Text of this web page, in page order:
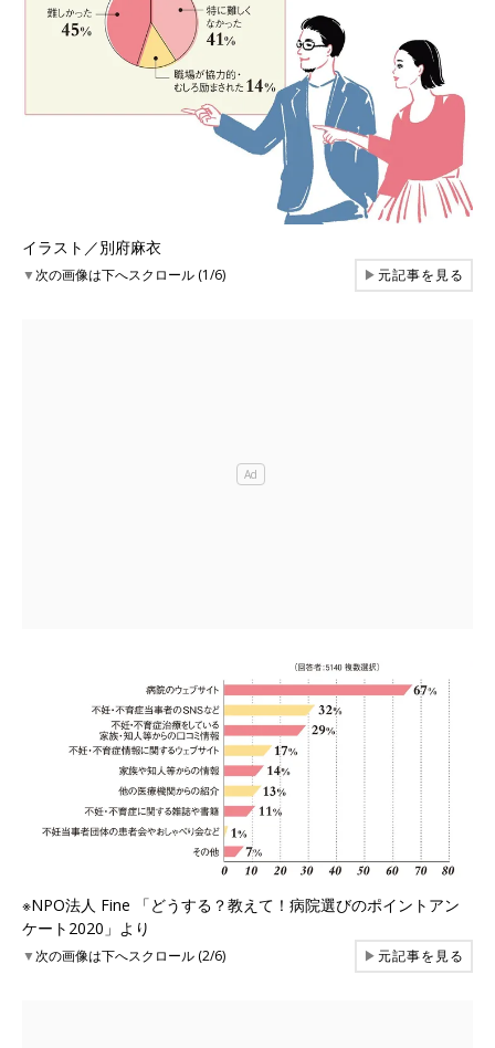
イラスト／別府麻衣
▼次の画像は下へスクロール (1/6) ▶元記事を見る
※NPO法人 Fine 「どうする？教えて！病院選びのポイントアン
ケート2020」より
▼次の画像は下へスクロール (2/6) ▶元記事を見る